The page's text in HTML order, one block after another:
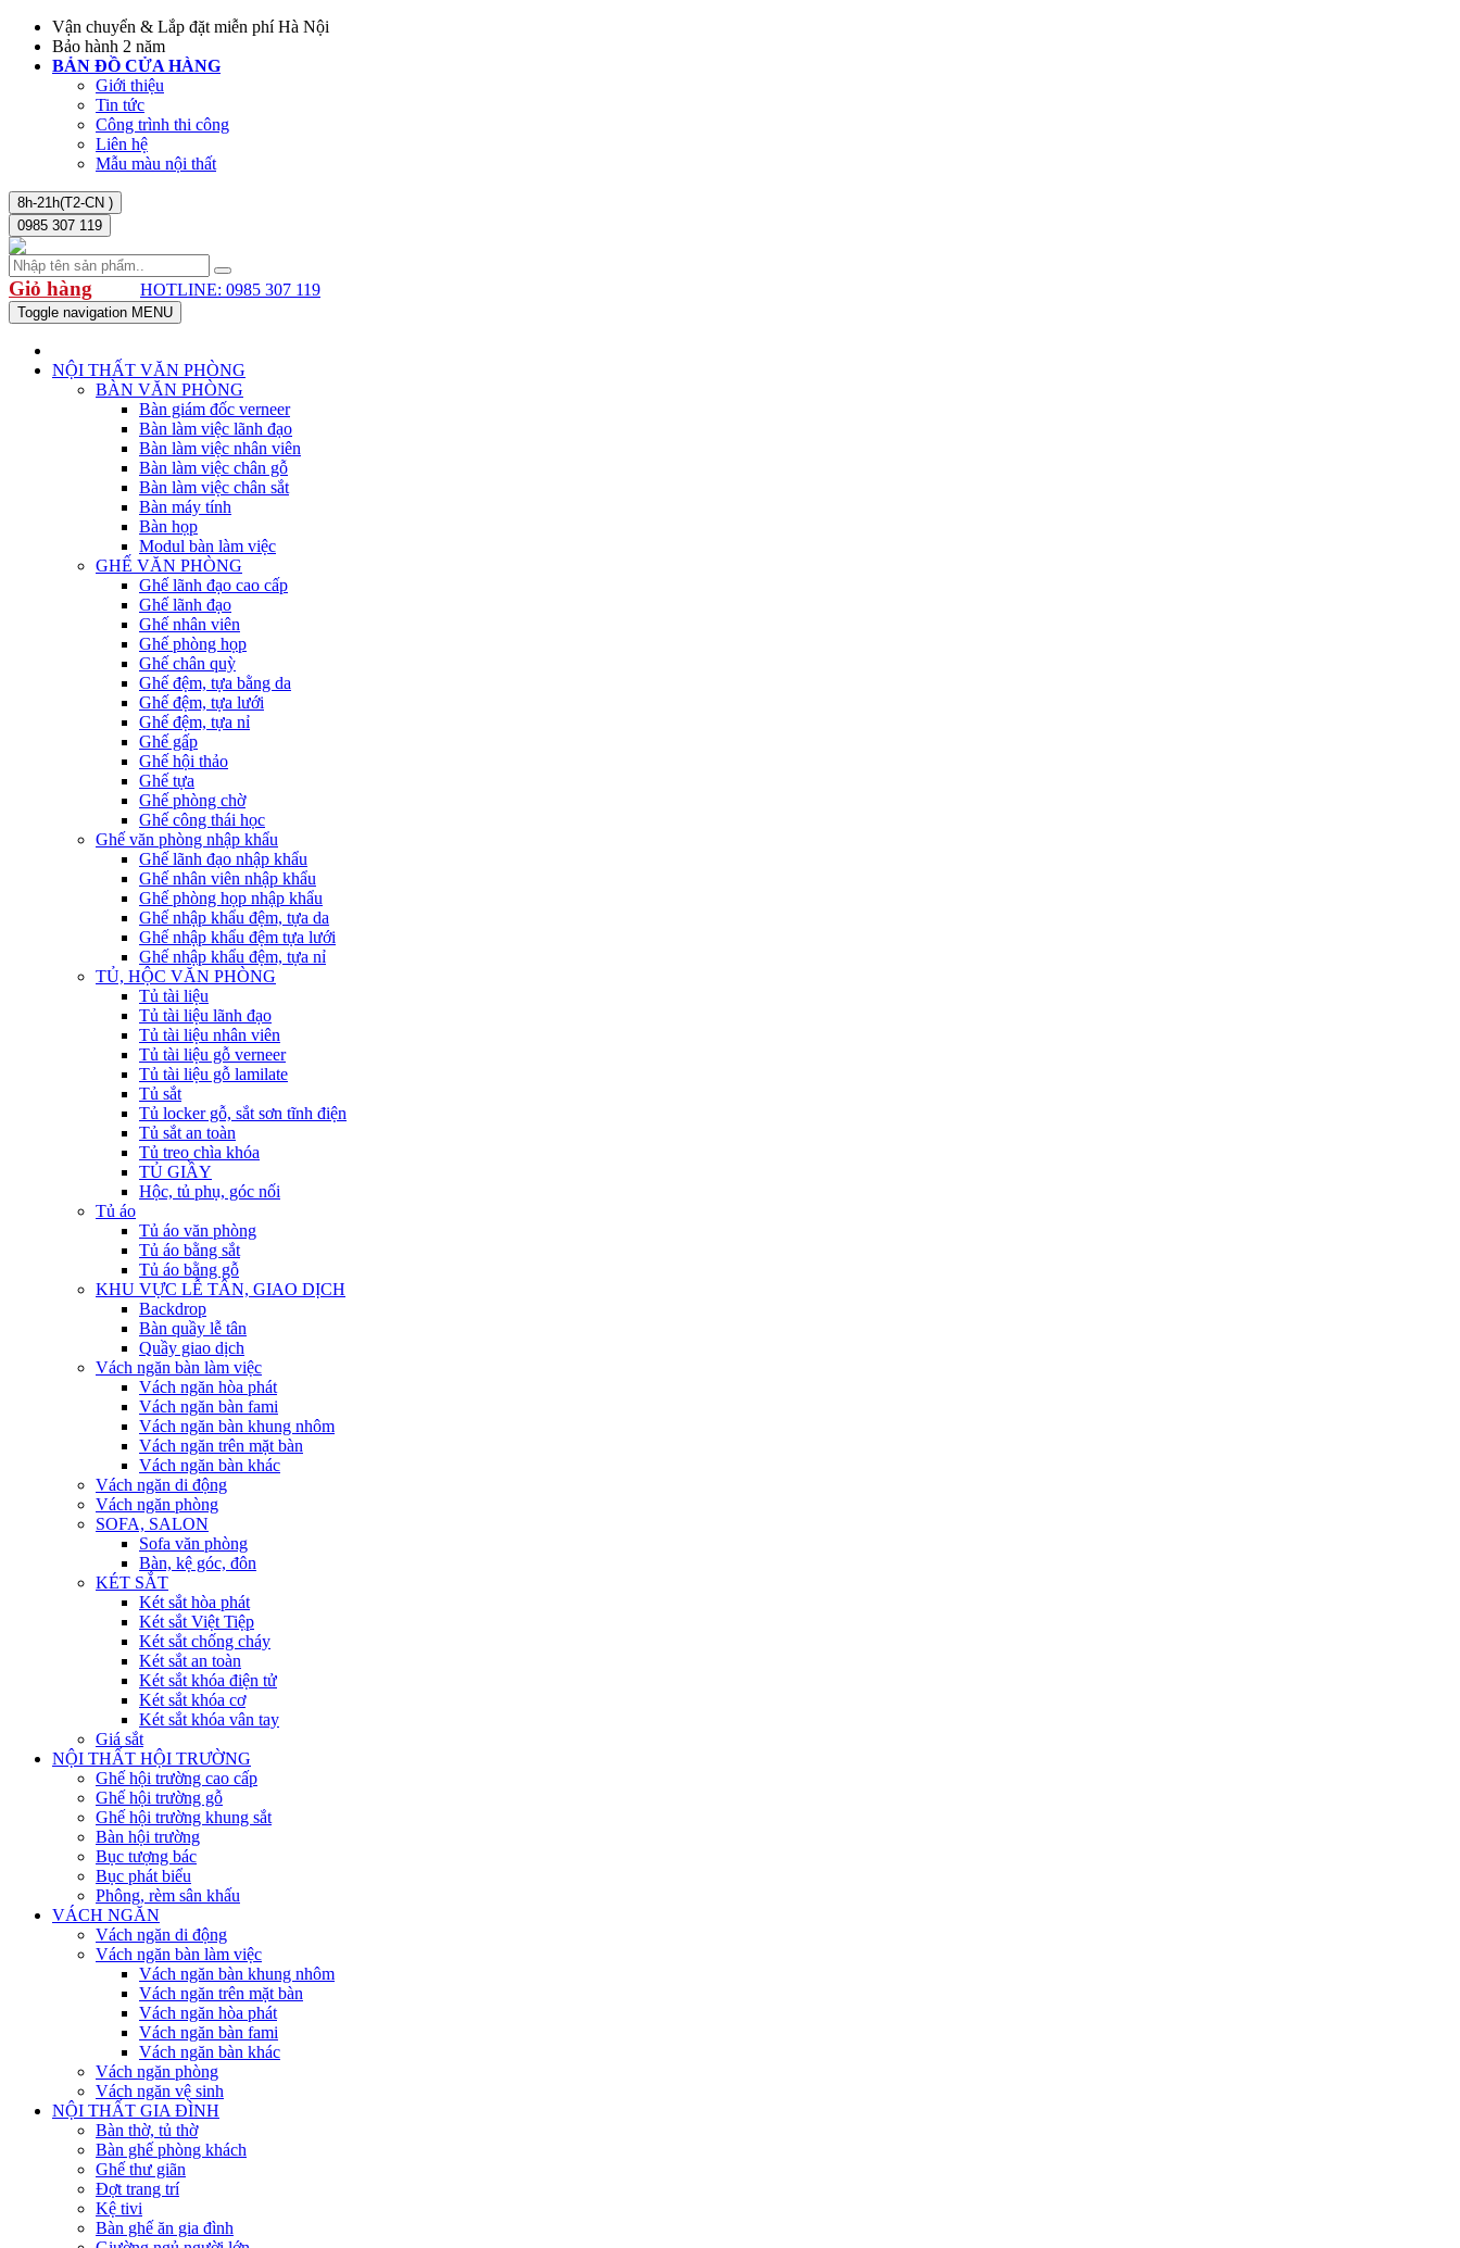
Vận chuyển & Lắp đặt miễn phí Hà Nội
Bảo hành 2 năm
BẢN ĐỒ CỬA HÀNG
Giới thiệu
Tin tức
Công trình thi công
Liên hệ
Mẫu màu nội thất
8h-21h(T2-CN )
0985 307 119
Giỏ hàng HOTLINE: 0985 307 119
Toggle navigation MENU
NỘI THẤT VĂN PHÒNG
BÀN VĂN PHÒNG
Bàn giám đốc verneer
Bàn làm việc lãnh đạo
Bàn làm việc nhân viên
Bàn làm việc chân gỗ
Bàn làm việc chân sắt
Bàn máy tính
Bàn họp
Modul bàn làm việc
GHẾ VĂN PHÒNG
Ghế lãnh đạo cao cấp
Ghế lãnh đạo
Ghế nhân viên
Ghế phòng họp
Ghế chân quỳ
Ghế đệm, tựa bằng da
Ghế đệm, tựa lưới
Ghế đệm, tựa nỉ
Ghế gấp
Ghế hội thảo
Ghế tựa
Ghế phòng chờ
Ghế công thái học
Ghế văn phòng nhập khẩu
Ghế lãnh đạo nhập khẩu
Ghế nhân viên nhập khẩu
Ghế phòng họp nhập khẩu
Ghế nhập khẩu đệm, tựa da
Ghế nhập khẩu đệm tựa lưới
Ghế nhập khẩu đệm, tựa nỉ
TỦ, HỘC VĂN PHÒNG
Tủ tài liệu
Tủ tài liệu lãnh đạo
Tủ tài liệu nhân viên
Tủ tài liệu gỗ verneer
Tủ tài liệu gỗ lamilate
Tủ sắt
Tủ locker gỗ, sắt sơn tĩnh điện
Tủ sắt an toàn
Tủ treo chìa khóa
TỦ GIẦY
Hộc, tủ phụ, góc nối
Tủ áo
Tủ áo văn phòng
Tủ áo bằng sắt
Tủ áo bằng gỗ
KHU VỰC LỄ TÂN, GIAO DỊCH
Backdrop
Bàn quầy lễ tân
Quầy giao dịch
Vách ngăn bàn làm việc
Vách ngăn hòa phát
Vách ngăn bàn fami
Vách ngăn bàn khung nhôm
Vách ngăn trên mặt bàn
Vách ngăn bàn khác
Vách ngăn di động
Vách ngăn phòng
SOFA, SALON
Sofa văn phòng
Bàn, kệ góc, đôn
KÉT SẮT
Két sắt hòa phát
Két sắt Việt Tiệp
Két sắt chống cháy
Két sắt an toàn
Két sắt khóa điện tử
Két sắt khóa cơ
Két sắt khóa vân tay
Giá sắt
NỘI THẤT HỘI TRƯỜNG
Ghế hội trường cao cấp
Ghế hội trường gỗ
Ghế hội trường khung sắt
Bàn hội trường
Bục tượng bác
Bục phát biểu
Phông, rèm sân khấu
VÁCH NGĂN
Vách ngăn di động
Vách ngăn bàn làm việc
Vách ngăn bàn khung nhôm
Vách ngăn trên mặt bàn
Vách ngăn hòa phát
Vách ngăn bàn fami
Vách ngăn bàn khác
Vách ngăn phòng
Vách ngăn vệ sinh
NỘI THẤT GIA ĐÌNH
Bàn thờ, tủ thờ
Bàn ghế phòng khách
Ghế thư giãn
Đợt trang trí
Kệ tivi
Bàn ghế ăn gia đình